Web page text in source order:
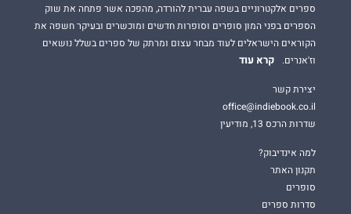
ספרים אלקטרוניים בשפה עברית להורדה, מהפכה אשר פתחה את שוק
הספרים בפני המון סופרים וסופרות חדשים ומוכשרים ובעיקר חשפה את
הקוראים הישראלים לעוד מבחר עצום ומרתק של ספרים בשלל נושאים
וז'אנרים.
קרא עוד
יצירת קשר
office@indiebook.co.il
שדרות הרכס 13, מודיעין
למה אינדיבוק?
תקנון האתר
סופרים
סדרות ספרים